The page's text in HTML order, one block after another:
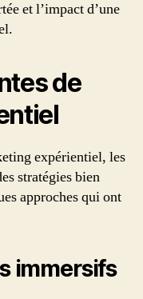
et l’impact d’une
de
expérientiel, les
stratégies bien
approches qui ont
immersifs